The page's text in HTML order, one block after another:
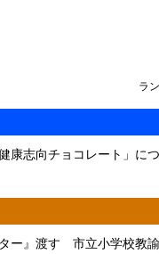
康志向チョコレート」に
ー』渡す 市立小学校教
ラ